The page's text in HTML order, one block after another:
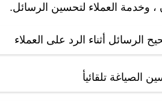
، وخدمة العملاء لتحسين الرسائل.
الرسائل أثناء الرد على العملاء
الصياغة تلقائيأ